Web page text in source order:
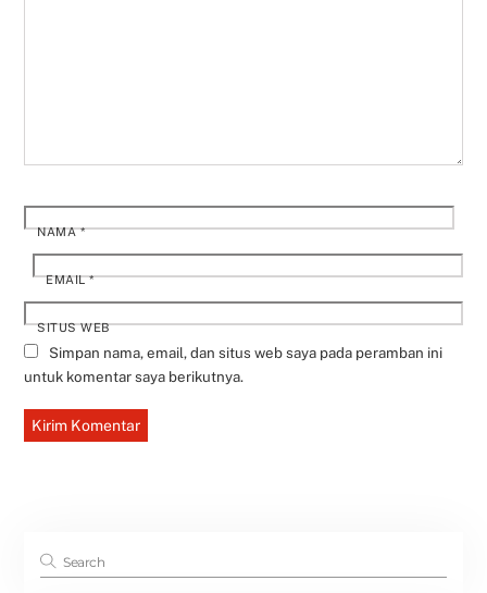
NAMA*
EMAIL*
SITUS WEB
Simpan nama, email, dan situs web saya pada peramban ini
untuk komentar saya berikutnya.